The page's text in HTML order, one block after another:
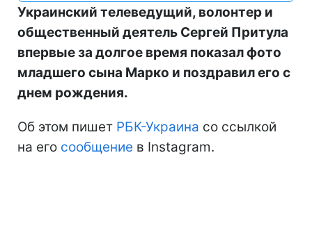
Украинский телеведущий, волонтер и
общественный деятель Сергей Притула
впервые за долгое время показал фото
младшего сына Марко и поздравил его с
днем рождения.
Об этом пишет РБК-Украина со ссылкой
на его сообщение в Instagram.